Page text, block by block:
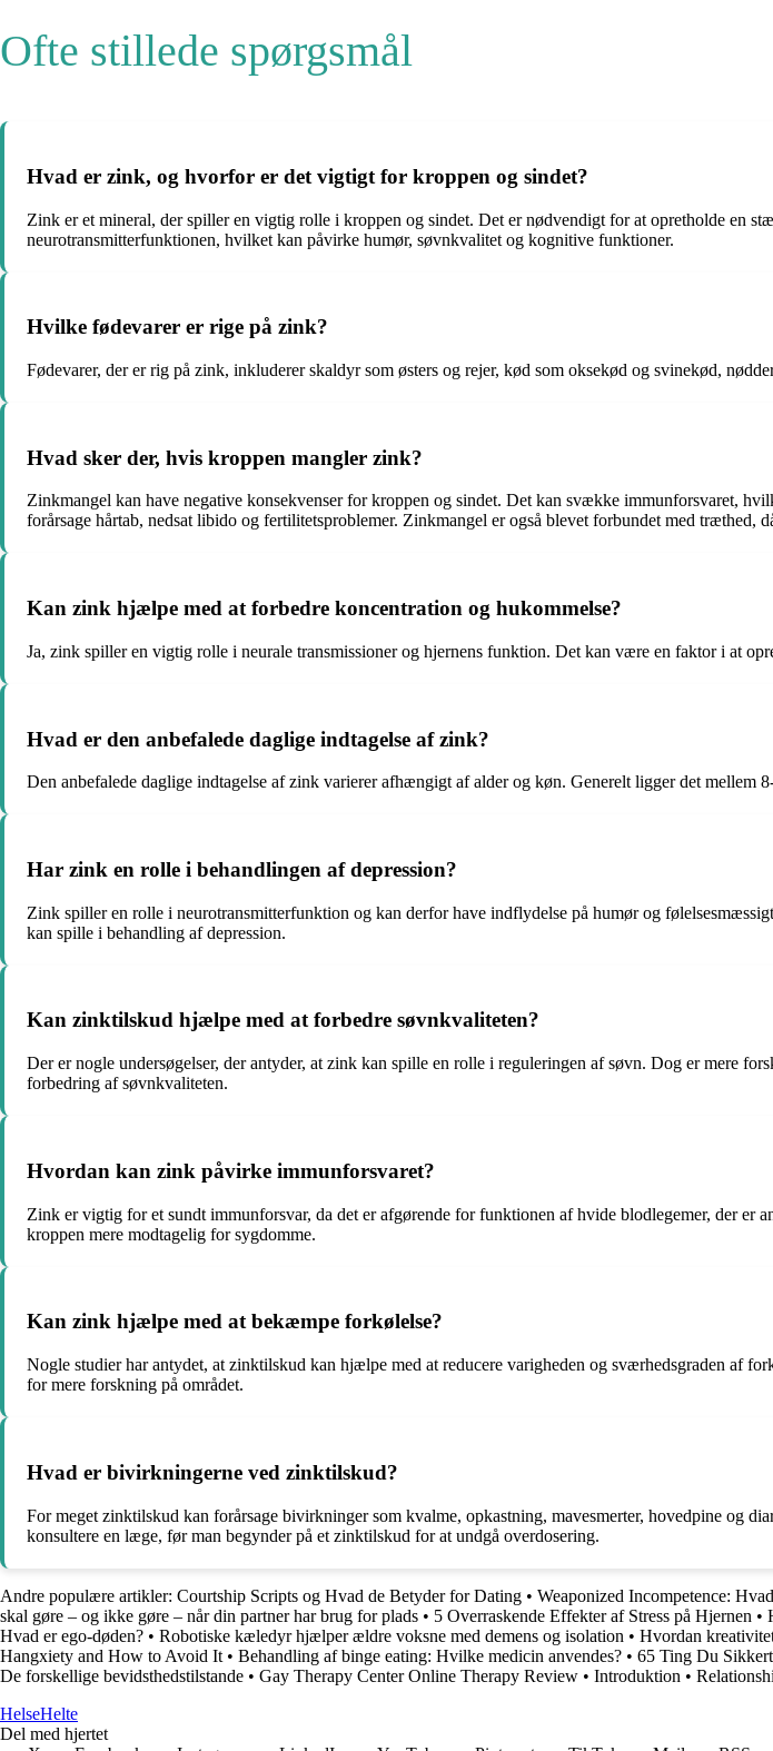
Ofte stillede spørgsmål
Hvad er zink, og hvorfor er det vigtigt for kroppen og sindet?
Zink er et mineral, der spiller en vigtig rolle i kroppen og sindet. Det er nødvendigt for at opretholde en
neurotransmitterfunktionen, hvilket kan påvirke humør, søvnkvalitet og kognitive funktioner.
Hvilke fødevarer er rige på zink?
Fødevarer, der er rig på zink, inkluderer skaldyr som østers og rejer, kød som oksekød og svinekød,
Hvad sker der, hvis kroppen mangler zink?
Zinkmangel kan have negative konsekvenser for kroppen og sindet. Det kan svække immunforsvaret,
forårsage hårtab, nedsat libido og fertilitetsproblemer. Zinkmangel er også blevet forbundet med træthed,
Kan zink hjælpe med at forbedre koncentration og hukommelse?
Ja, zink spiller en vigtig rolle i neurale transmissioner og hjernens funktion. Det kan være en faktor i at
Hvad er den anbefalede daglige indtagelse af zink?
Den anbefalede daglige indtagelse af zink varierer afhængigt af alder og køn. Generelt ligger det
Har zink en rolle i behandlingen af ​​depression?
Zink spiller en rolle i neurotransmitterfunktion og kan derfor have indflydelse på humør og
kan spille i behandling af depression.
Kan zinktilskud hjælpe med at forbedre søvnkvaliteten?
Der er nogle undersøgelser, der antyder, at zink kan spille en rolle i reguleringen af søvn. Dog er mere
forbedring af søvnkvaliteten.
Hvordan kan zink påvirke immunforsvaret?
Zink er vigtig for et sundt immunforsvar, da det er afgørende for funktionen af hvide blodlegemer, der
kroppen mere modtagelig for sygdomme.
Kan zink hjælpe med at bekæmpe forkølelse?
Nogle studier har antydet, at zinktilskud kan hjælpe med at reducere varigheden og sværhedsgraden af
for mere forskning på området.
Hvad er bivirkningerne ved zinktilskud?
For meget zinktilskud kan forårsage bivirkninger som kvalme, opkastning, mavesmerter, hovedpine og
konsultere en læge, før man begynder på et zinktilskud for at undgå overdosering.
Andre populære artikler: Courtship Scripts og Hvad de Betyder for Dating • Weaponized Incompetence:
skal gøre – og ikke gøre – når din partner har brug for plads • 5 Overraskende Effekter af Stress på Hjernen •
Hvad er ego-døden? • Robotiske kæledyr hjælper ældre voksne med demens og isolation • Hvordan
Hangxiety and How to Avoid It • Behandling af binge eating: Hvilke medicin anvendes? • 65 Ting Du
De forskellige bevidsthedstilstande • Gay Therapy Center Online Therapy Review • Introduktion •
HelseHelte
Del med hjertet